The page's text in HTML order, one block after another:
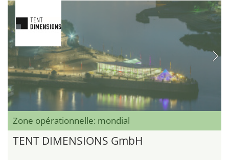
Zone opérationnelle: mondial
TENT DIMENSIONS GmbH